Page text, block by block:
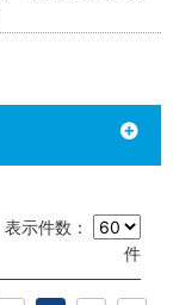
表示件数：
件